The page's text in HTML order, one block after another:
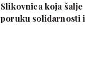
Slikovnica koja šalje
poruku solidarnosti i